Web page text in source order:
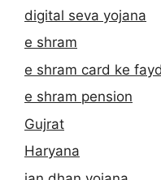
digital seva yojana
e shram
e shram card ke
e shram pension
Gujrat
Haryana